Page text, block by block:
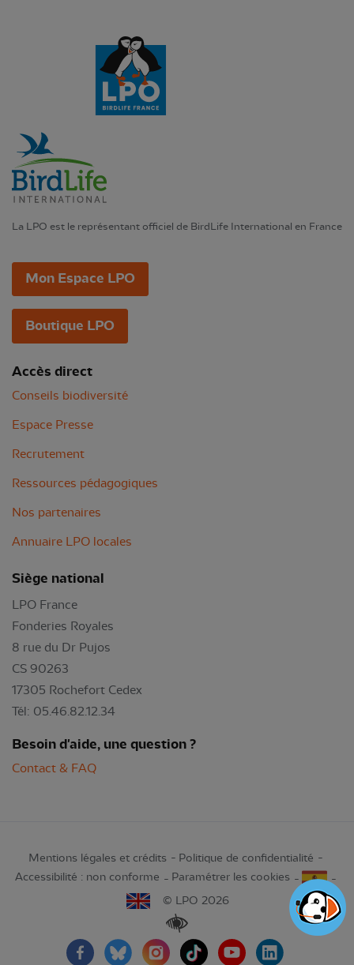
La LPO est le représentant officiel de BirdLife International en France
Mon Espace LPO
Boutique LPO
Accès direct
Conseils biodiversité
Espace Presse
Recrutement
Ressources pédagogiques
Nos partenaires
Annuaire LPO locales
Siège national
LPO France
Fonderies Royales
8 rue du Dr Pujos
CS 90263
17305 Rochefort Cedex
Tél: 05.46.82.12.34
Besoin d'aide, une question ?
Contact & FAQ
Mentions légales et crédits
Politique de confidentialité
Accessibilité : non conforme
Paramétrer les cookies
© LPO 2026
Renforcer les contrastes